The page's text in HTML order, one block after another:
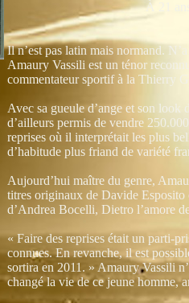
À 21
Il n’est pas latin mais normand.
Amaury Vassili est un ténor
commentateur sportif à la Thierry
Avec sa gueule d’ange et son
d’ailleurs permis de vendre
reprises où il interprétait les plus
d’habitude plus friand de variété
Aujourd’hui maître du genre,
titres originaux de Davide Esposito
d’Andrea Bocelli, Dietro l’amore
« Faire des reprises était un parti-
connues. En revanche, il est
sortira en 2011. » Amaury Vassili
changé la vie de ce jeune homme,